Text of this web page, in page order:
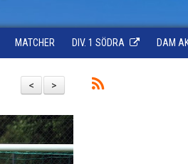
MATCHER DIV. 1 SÖDRA DAM
>
<